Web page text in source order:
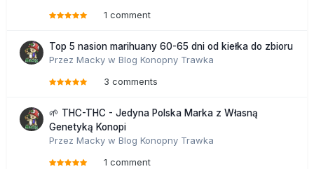
1 comment
Top 5 nasion marihuany 60-65 dni od kiełka do zbioru
Przez Macky w Blog Konopny Trawka
3 comments
🌱 THC-THC - Jedyna Polska Marka z Własną
Genetyką Konopi
Przez Macky w Blog Konopny Trawka
1 comment